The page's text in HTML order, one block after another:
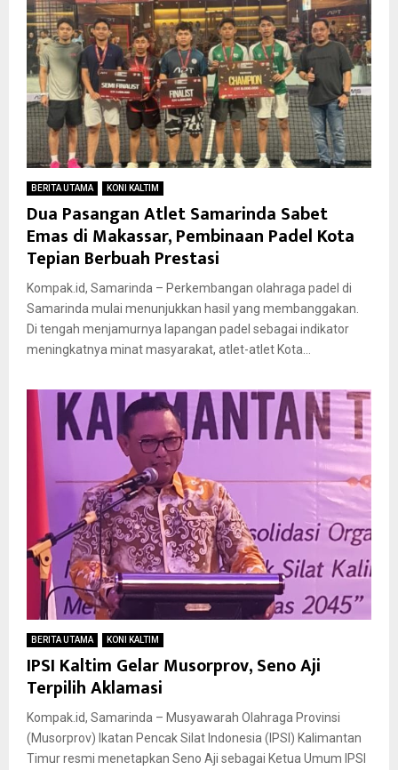
BERITA UTAMA KONI KALTIM
Dua Pasangan Atlet Samarinda Sabet
Emas di Makassar, Pembinaan Padel Kota
Tepian Berbuah Prestasi
Kompak.id, Samarinda – Perkembangan olahraga padel di
Samarinda mulai menunjukkan hasil yang membanggakan.
Di tengah menjamurnya lapangan padel sebagai indikator
meningkatnya minat masyarakat, atlet-atlet Kota...
BERITA UTAMA KONI KALTIM
IPSI Kaltim Gelar Musorprov, Seno Aji
Terpilih Aklamasi
Kompak.id, Samarinda – Musyawarah Olahraga Provinsi
(Musorprov) Ikatan Pencak Silat Indonesia (IPSI) Kalimantan
Timur resmi menetapkan Seno Aji sebagai Ketua Umum IPSI